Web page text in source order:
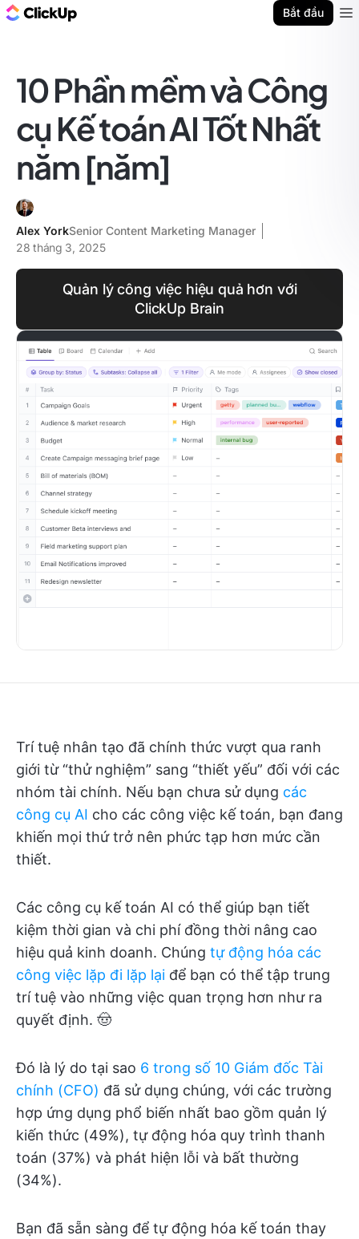
Bắt đầu
10 Phần mềm và Công
cụ Kế toán AI Tốt Nhất
năm [năm]
Alex YorkSenior Content Marketing Manager
28 tháng 3, 2025
Quản lý công việc hiệu quả hơn với
ClickUp Brain
Trí tuệ nhân tạo đã chính thức vượt qua ranh
giới từ “thử nghiệm” sang “thiết yếu” đối với các
nhóm tài chính. Nếu bạn chưa sử dụng các
công cụ AI cho các công việc kế toán, bạn đang
khiến mọi thứ trở nên phức tạp hơn mức cần
thiết.
Các công cụ kế toán AI có thể giúp bạn tiết
kiệm thời gian và chi phí đồng thời nâng cao
hiệu quả kinh doanh. Chúng tự động hóa các
công việc lặp đi lặp lại để bạn có thể tập trung
trí tuệ vào những việc quan trọng hơn như ra
quyết định. 🤠
Đó là lý do tại sao 6 trong số 10 Giám đốc Tài
chính (CFO) đã sử dụng chúng, với các trường
hợp ứng dụng phổ biến nhất bao gồm quản lý
kiến thức (49%), tự động hóa quy trình thanh
toán (37%) và phát hiện lỗi và bất thường
(34%).
Bạn đã sẵn sàng để tự động hóa kế toán thay